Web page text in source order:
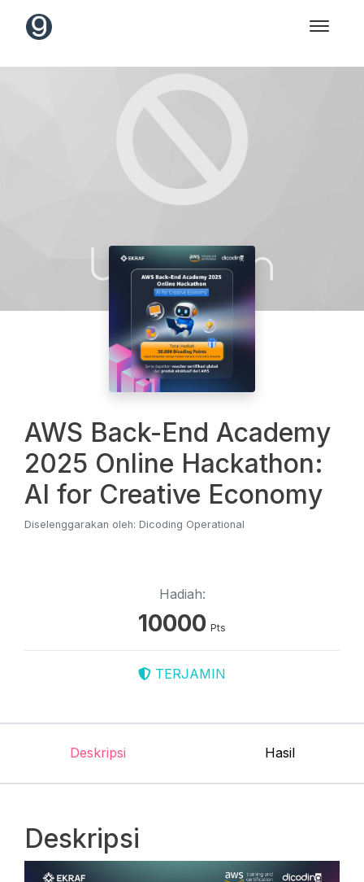
AWS Back-End Academy
2025 Online Hackathon:
AI for Creative Economy
Diselenggarakan oleh: Dicoding Operational
Hadiah:
10000 Pts
TERJAMIN
Deskripsi Hasil
Deskripsi